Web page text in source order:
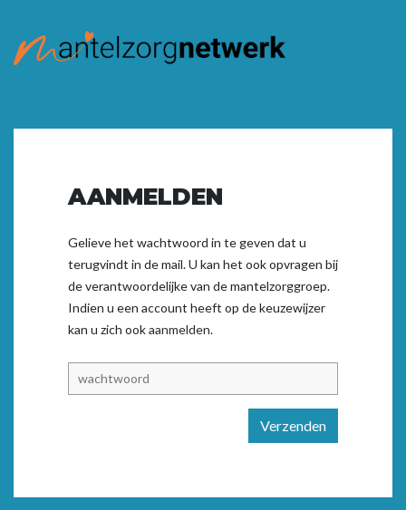
AANMELDEN
Gelieve het wachtwoord in te geven dat u
terugvindt in de mail. U kan het ook opvragen bij
de verantwoordelijke van de mantelzorggroep.
Indien u een account heeft op de keuzewijzer
kan u zich ookaanmelden.
Verzenden